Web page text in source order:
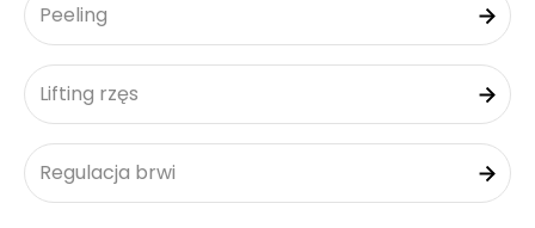
Peeling
Lifting rzęs
Regulacja brwi